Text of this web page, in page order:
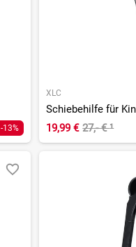
-13%
XLC
Schiebehilfe für
19,99 € 27,- €¹